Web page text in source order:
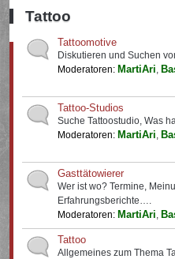
Tattoo
Tattoomotive
Diskutieren und Suchen
Moderatoren: MartiAri,
Tattoo-Studios
Suche Tattoostudio, Was
Moderatoren: MartiAri,
Gasttätowierer
Wer ist wo? Termine,
Erfahrungsberichte….
Moderatoren: MartiAri,
Tattoo
Allgemeines zum Thema